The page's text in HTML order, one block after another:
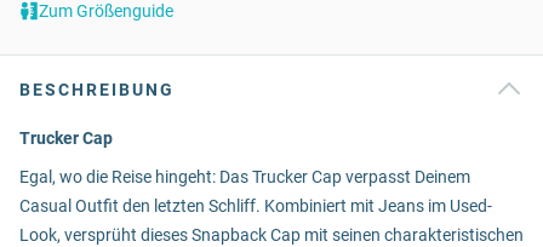
Zum Größenguide
BESCHREIBUNG
Trucker Cap
Egal, wo die Reise hingeht: Das Trucker Cap verpasst Deinem
Casual Outfit den letzten Schliff. Kombiniert mit Jeans im Used-
Look, versprüht dieses Snapback Cap mit seinen charakteristischen